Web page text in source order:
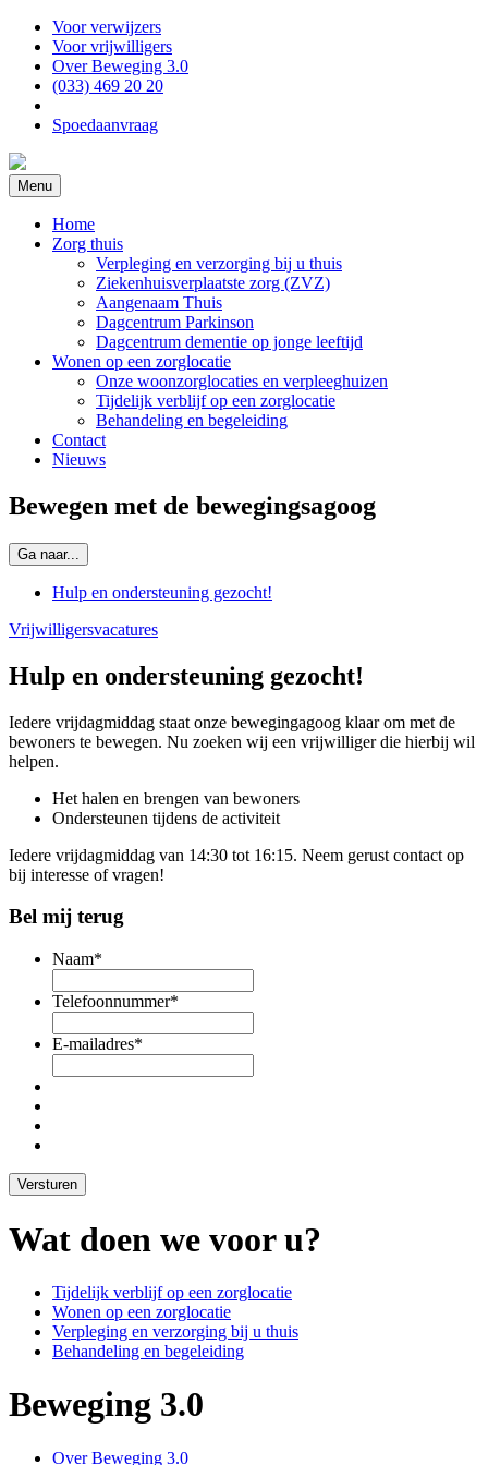
Voor verwijzers
Voor vrijwilligers
Over Beweging 3.0
(033) 469 20 20
Spoedaanvraag
Menu
Home
Zorg thuis
Verpleging en verzorging bij u thuis
Ziekenhuisverplaatste zorg (ZVZ)
Aangenaam Thuis
Dagcentrum Parkinson
Dagcentrum dementie op jonge leeftijd
Wonen op een zorglocatie
Onze woonzorglocaties en verpleeghuizen
Tijdelijk verblijf op een zorglocatie
Behandeling en begeleiding
Contact
Nieuws
Bewegen met de bewegingsagoog
Ga naar...
Hulp en ondersteuning gezocht!
Vrijwilligersvacatures
Hulp en ondersteuning gezocht!
Iedere vrijdagmiddag staat onze bewegingagoog klaar om met de
bewoners te bewegen. Nu zoeken wij een vrijwilliger die hierbij wil
helpen.
Het halen en brengen van bewoners
Ondersteunen tijdens de activiteit
Iedere vrijdagmiddag van 14:30 tot 16:15. Neem gerust contact op
bij interesse of vragen!
Bel mij terug
Naam*
Telefoonnummer*
E-mailadres*
Wat doen we voor u?
Tijdelijk verblijf op een zorglocatie
Wonen op een zorglocatie
Verpleging en verzorging bij u thuis
Behandeling en begeleiding
Beweging 3.0
Over Beweging 3.0